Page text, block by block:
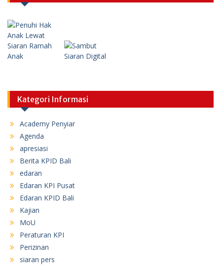
Kategori Informasi
Academy Penyiar
Agenda
apresiasi
Berita KPID Bali
edaran
Edaran KPI Pusat
Edaran KPID Bali
Kajian
MoU
Peraturan KPI
Perizinan
siaran pers